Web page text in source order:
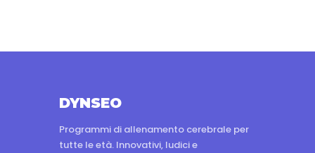
DYNSEO
Programmi di allenamento cerebrale per
tutte le età. Innovativi, ludici e